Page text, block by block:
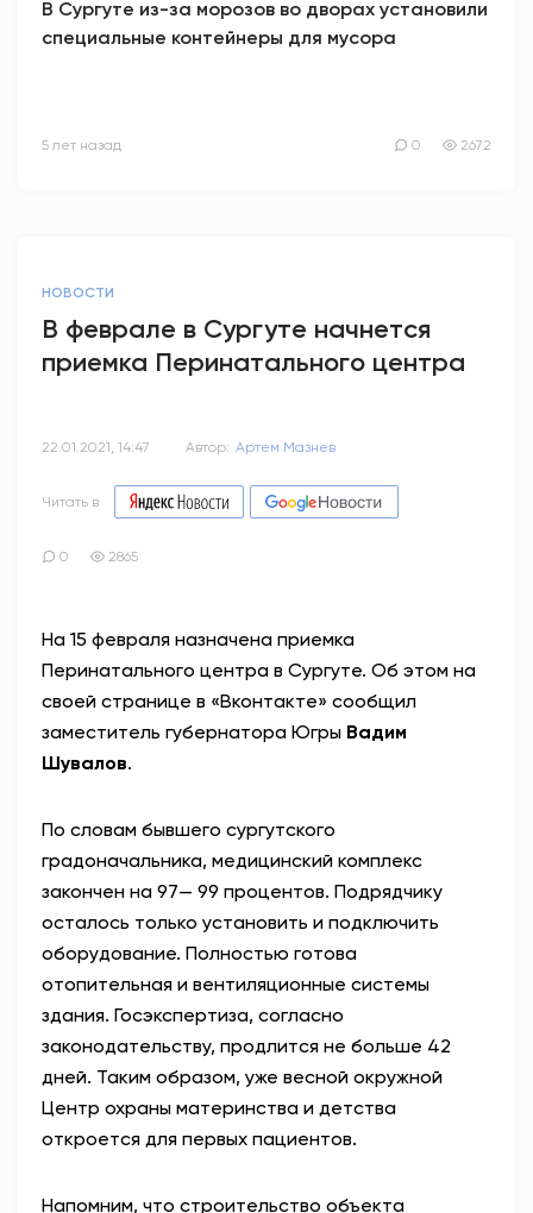
В Сургуте из-за морозов во дворах установили
специальные контейнеры для мусора
5 лет назад 0 2672
НОВОСТИ
В феврале в Сургуте начнется
приемка Перинатального центра
22.01.2021, 14:47 Автор: Артем Мазнев
Читать в
0 2865
На 15 февраля назначена приемка
Перинатального центра в Сургуте. Об этом на
своей странице в «Вконтакте» сообщил
заместитель губернатора Югры Вадим
Шувалов.
По словам бывшего сургутского
градоначальника, медицинский комплекс
закончен на 97— 99 процентов. Подрядчику
осталось только установить и подключить
оборудование. Полностью готова
отопительная и вентиляционные системы
здания. Госэкспертиза, согласно
законодательству, продлится не больше 42
дней. Таким образом, уже весной окружной
Центр охраны материнства и детства
откроется для первых пациентов.
Напомним, что строительство объекта